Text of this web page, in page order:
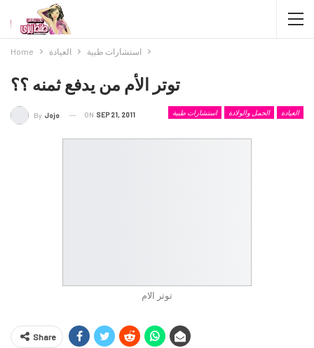
Home العيادة استشارات طبية
توتر الأم من يدفع ثمنه ؟؟
استشارات طبية الحمل والولادة العيادة By Jojo ON SEP 21, 2011
توتر الام
Share